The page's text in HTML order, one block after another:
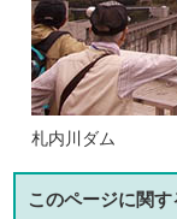
札内川ダム
このページに関す